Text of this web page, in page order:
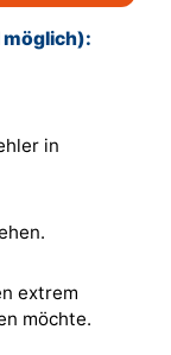
eher als
nicht
möglich):
in
extrem
möchte.